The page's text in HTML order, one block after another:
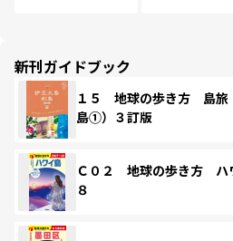
新刊ガイドブック
１５ 地球の歩き方 島
島①）３訂版
Ｃ０２ 地球の歩き方 ハ
８